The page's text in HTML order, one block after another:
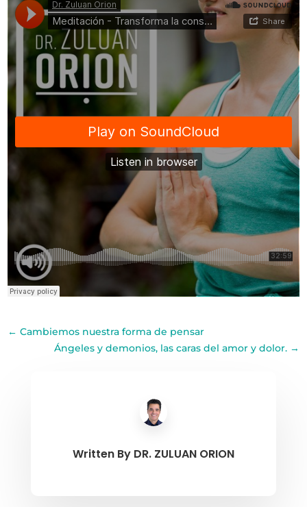
←Cambiemos nuestra forma de pensar
Ángeles y demonios, las caras del amor y dolor.→
Written By DR. ZULUAN ORION